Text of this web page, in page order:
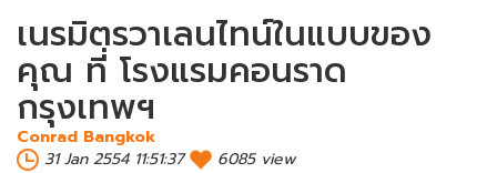
เนรมิตรวาเลนไทน์ในแบบของ
คุณ ที่ โรงแรมคอนราด
กรุงเทพฯ
Conrad Bangkok
31 Jan 2554 11:51:37
6085 view